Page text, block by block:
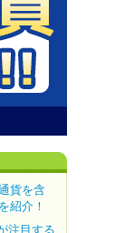
貨を含
紹介！
注目する